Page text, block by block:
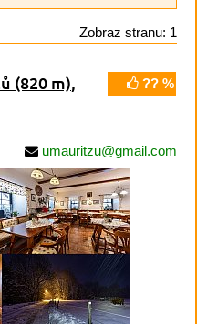
Zobraz stranu: 1
?? %
(820 m),
umauritzu@gmail.com